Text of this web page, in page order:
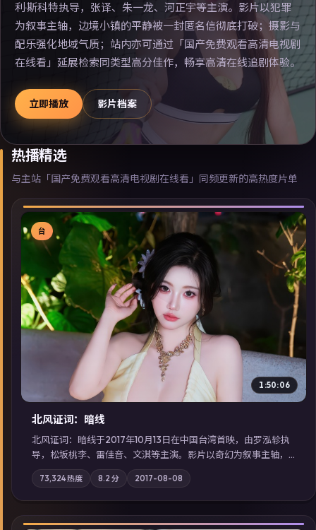
利·斯科特执导，张译、朱一龙、河正宇等主演。影片以犯罪
为叙事主轴，边境小镇的平静被一封匿名信彻底打破；摄影与
配乐强化地域气质；站内亦可通过「国产免费观看高清电视剧
在线看」延展检索同类型高分佳作，畅享高清在线追剧体验。
立即播放 影片档案
热播精选
与主站「国产免费观看高清电视剧在线看」同频更新的高热度片单
▶
台
1:50:06
北风证词：暗线
北风证词：暗线于2017年10月13日在中国台湾首映，由罗泓轸执
导，松坂桃李、雷佳音、文淇等主演。影片以奇幻为叙事主轴，
旧案重提，真相与谎言在同一条时间线上交锋；摄影与配乐强化
地域气质；站内亦可通过「国产免费观看高清电视剧在线看」延
展检索同类型高分佳作，畅享高清在线追剧体验。
73,324热度 8.2 分 2017-08-08